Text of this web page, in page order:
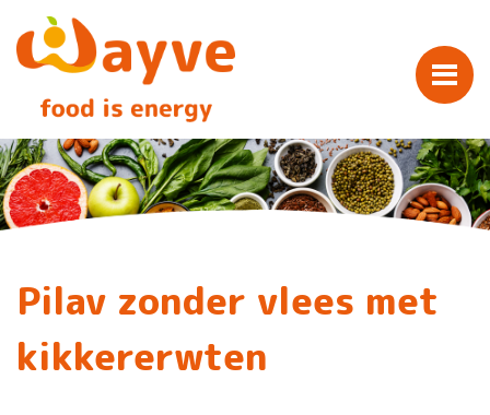
Pilav zonder vlees met
kikkererwten